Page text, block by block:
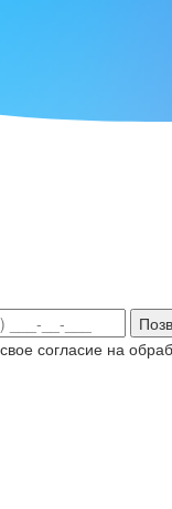
согласие на